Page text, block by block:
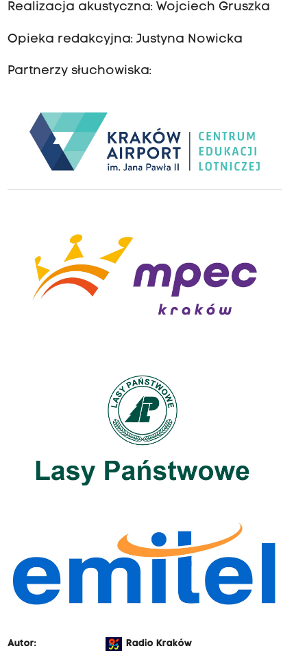
Realizacja akustyczna: Wojciech Gruszka
Opieka redakcyjna: Justyna Nowicka
Partnerzy słuchowiska:
Autor: Radio Kraków